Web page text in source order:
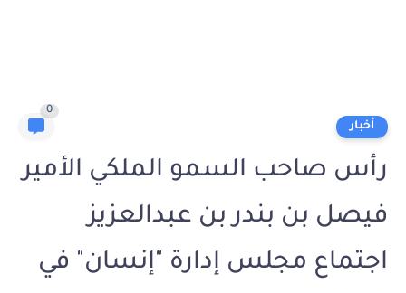
أخبار
0
رأس صاحب السمو الملكي الأمير
فيصل بن بندر بن عبدالعزيز
اجتماع مجلس إدارة "إنسان" في